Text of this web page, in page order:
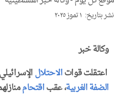
نشر بتاريخ: ١ تموز ٢٠٢٥
وكالة خبر
اعتقلت قواتالاحتلالالإسرائيلي،
الضفة الغربية، عقباقتحام